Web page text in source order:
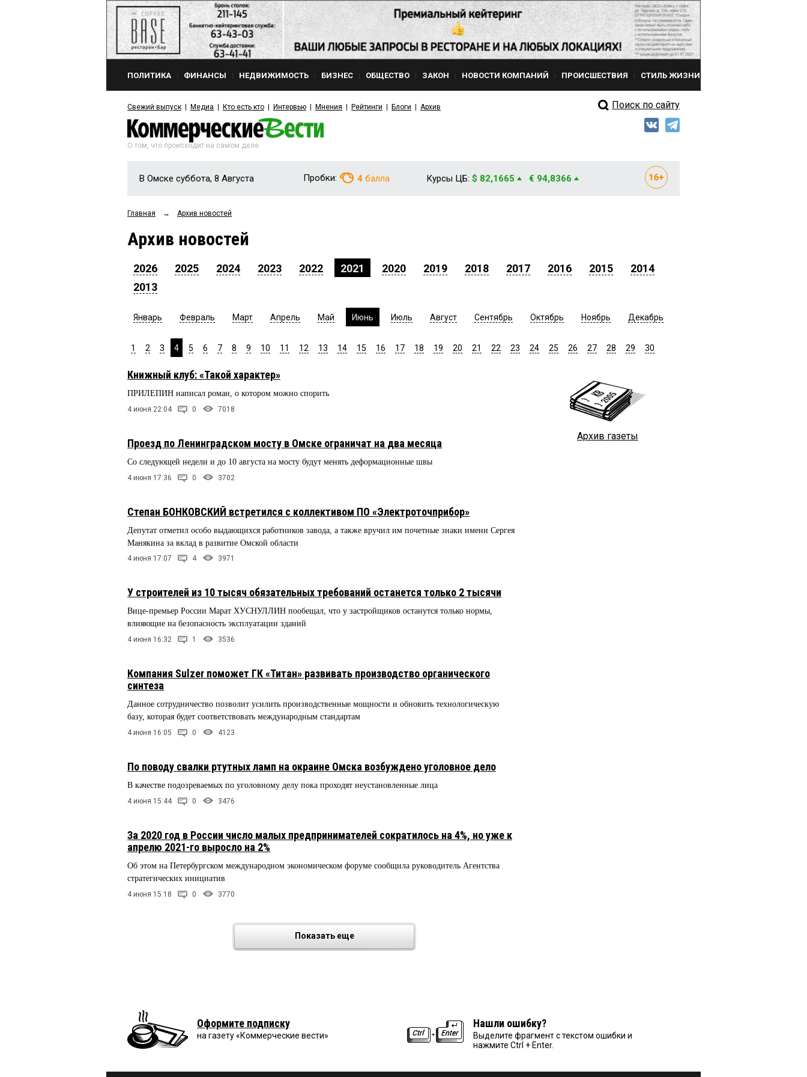
ПОЛИТИКА ФИНАНСЫ НЕДВИЖИМОСТЬ БИЗНЕС ОБЩЕСТВО ЗАКОН НОВОСТИ КОМПАНИЙ ПРОИСШЕСТВИЯ СТИЛЬ ЖИЗНИ
Свежий выпуск Медиа Кто есть кто Интервью Мнения Рейтинги Блоги Архив Поиск по сайту
О том, что происходит на самом деле
В Омске суббота, 8 Августа Пробки: 4 балла Курсы ЦБ: $ 82,1665 € 94,8366
Главная → Архив новостей
Архив новостей
2026 2025 2024 2023 2022 2021 2020 2019 2018 2017 2016 2015
2014
2013
Январь Февраль Март Апрель Май Июнь Июль Август Сентябрь Октябрь Ноябрь Декабрь
1 2 3 4 5 6 7 8 9 10 11 12 13 14 15 16 17 18 19 20 21 22 23 24 25 26 27 28 29 30
Книжный клуб: «Такой характер»
ПРИЛЕПИН написал роман, о котором можно спорить
4 июня 22:04 0 7018
Проезд по Ленинградском мосту в Омске ограничат на два месяца
Со следующей недели и до 10 августа на мосту будут менять деформационные швы
4 июня 17:36 0 3702
Степан БОНКОВСКИЙ встретился с коллективом ПО «Электроточприбор»
Депутат отметил особо выдающихся работников завода, а также вручил им почетные знаки имени Сергея
Манякина за вклад в развитие Омской области
4 июня 17:07 4 3971
У строителей из 10 тысяч обязательных требований останется только 2 тысячи
Вице-премьер России Марат ХУСНУЛЛИН пообещал, что у застройщиков останутся только нормы,
влияющие на безопасность эксплуатации зданий
4 июня 16:32 1 3536
Компания Sulzer поможет ГК «Титан» развивать производство органического
синтеза
Данное сотрудничество позволит усилить производственные мощности и обновить технологическую
базу, которая будет соответствовать международным стандартам
4 июня 16:05 0 4123
По поводу свалки ртутных ламп на окраине Омска возбуждено уголовное дело
В качестве подозреваемых по уголовному делу пока проходят неустановленные лица
4 июня 15:44 0 3476
За 2020 год в России число малых предпринимателей сократилось на 4%, но уже к
апрелю 2021-го выросло на 2%
Об этом на Петербургском международном экономическом форуме сообщила руководитель Агентства
стратегических инициатив
4 июня 15:18 0 3770
Показать еще
Архив газеты
Оформите подписку
на газету «Коммерческие вести»
Нашли ошибку?
Выделите фрагмент с текстом ошибки и
нажмите Ctrl + Enter.